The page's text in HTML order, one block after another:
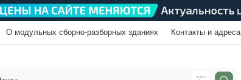
О модульных сборно-разборных зданиях Контакты и адреса